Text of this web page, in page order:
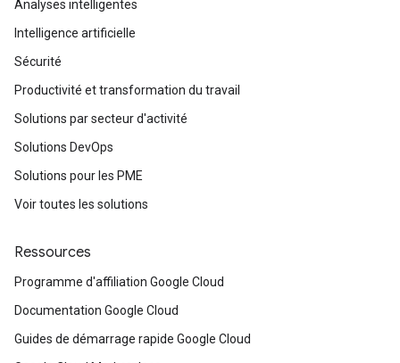
Analyses intelligentes
Intelligence artificielle
Sécurité
Productivité et transformation du travail
Solutions par secteur d'activité
Solutions DevOps
Solutions pour les PME
Voir toutes les solutions
Ressources
Programme d'affiliation Google Cloud
Documentation Google Cloud
Guides de démarrage rapide Google Cloud